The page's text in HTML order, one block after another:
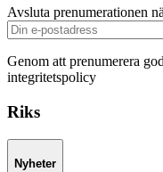
Avsluta prenumerationen
Genom att prenumerera
integritetspolicy
Riks
Nyheter